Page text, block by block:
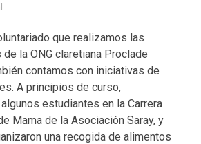
que realizamos las
la ONG claretiana Proclade
contamos con iniciativas de
A principios de curso,
estudiantes en la Carrera
Mama de la Asociación Saray, y
una recogida de alimentos